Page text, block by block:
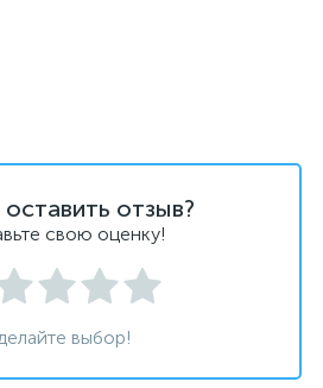
отзыв?
свою оценку!
выбор!